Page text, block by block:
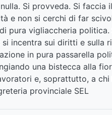
Si provveda. Si
e non si cerchi di far
pura vigliaccheria
incentra sui diritti e sulla
in pura passarella
una bistecca alla
e, soprattutto, a
provinciale SEL